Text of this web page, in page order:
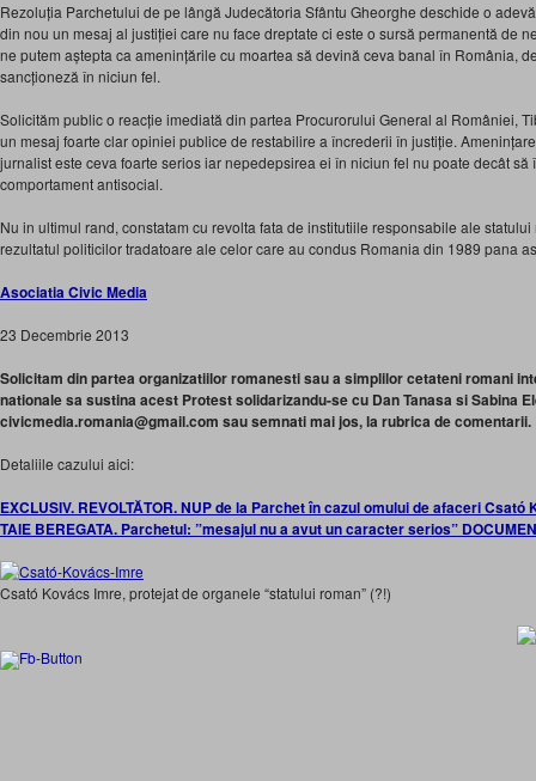
Rezoluția Parchetului de pe lângă Judecătoria Sfântu Gheorghe deschide o
din nou un mesaj al justiției care nu face dreptate ci este o sursă permanentă de
ne putem aștepta ca amenințările cu moartea să devină ceva banal în România,
sancționeză în niciun fel.
Solicităm public o reacție imediată din partea Procurorului General al României,
un mesaj foarte clar opiniei publice de restabilire a încrederii în justiție.
jurnalist este ceva foarte serios iar nepedepsirea ei în niciun fel nu poate decât să
comportament antisocial.
Nu in ultimul rand, constatam cu revolta fata de institutiile responsabile ale
rezultatul politicilor tradatoare ale celor care au condus Romania din 1989 pana
Asociatia Civic Media
23 Decembrie 2013
Solicitam din partea organizatiilor romanesti sau a simplilor cetateni romani
nationale sa sustina acest Protest solidarizandu-se cu Dan Tanasa si Sabina
civicmedia.romania@gmail.com sau semnati mai jos, la rubrica de comentarii.
Detaliile cazului aici:
EXCLUSIV. REVOLTĂTOR. NUP de la Parchet în cazul omului de afaceri
TAIE BEREGATA. Parchetul: ”mesajul nu a avut un caracter serios”
Csató Kovács Imre, protejat de organele “statului roman” (?!)